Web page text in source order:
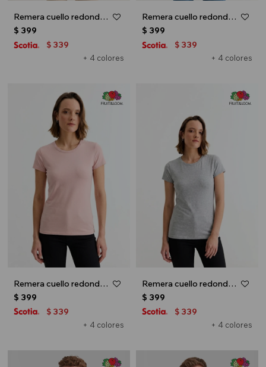
Remera cuello redondo ICONIC 150 - Negro
+ 4 colores
$ 399
$ 339
Remera cuello redondo ICONIC 150 - Azul marino
+ 4 colores
$ 399
$ 339
Remera cuello redondo ICONIC 150 - Rosa pastel
+ 4 colores
$ 399
$ 339
Remera cuello redondo ICONIC 150 - Gris
+ 4 colores
$ 399
$ 339